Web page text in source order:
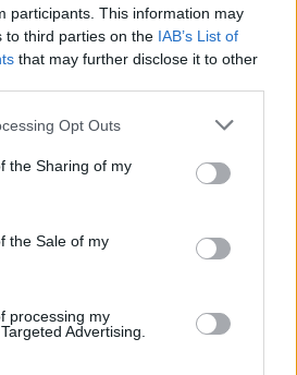
participants. This information may
to third parties on the IAB’s List of
that may further disclose it to other
app uses one or more Google
usage behaviour. You may click to
Google and its third-party tags to
specified purposes in below Google
Opt Outs
the Sharing of my
the Sale of my
processing my
Advertising.
di Finanza: controllo del
illeciti